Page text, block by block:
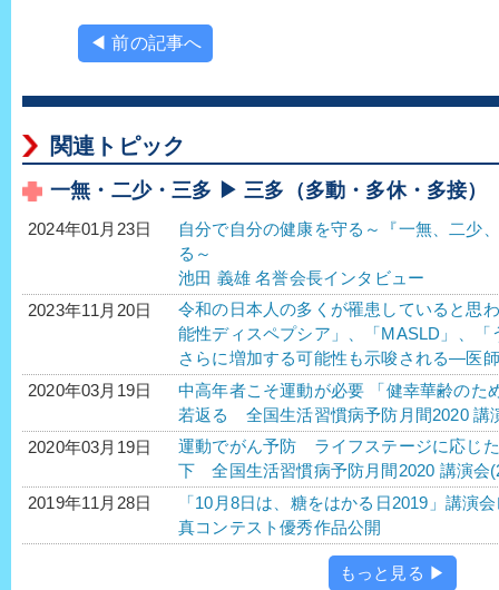
◀ 前の記事へ
関連トピック
一無・二少・三多 ▶ 三多（多動・多休・多接）
2024年01月23日
自分で自分の健康を守る～『一無、二少
る～
池田 義雄 名誉会長インタビュー
2023年11月20日
令和の日本人の多くが罹患していると思
能性ディスペプシア」、「MASLD」、
さらに増加する可能性も示唆される―医
2020年03月19日
中高年者こそ運動が必要 「健幸華齢のた
若返る 全国生活習慣病予防月間2020 講
2020年03月19日
運動でがん予防 ライフステージに応じ
下 全国生活習慣病予防月間2020 講演会
2019年11月28日
「10月8日は、糖をはかる日2019」講演
真コンテスト優秀作品公開
もっと見る ▶